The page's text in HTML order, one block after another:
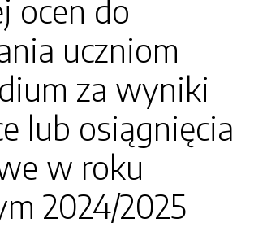
ocen do
uczniom
za wyniki
lub osiągnięcia
w roku
2024/2025